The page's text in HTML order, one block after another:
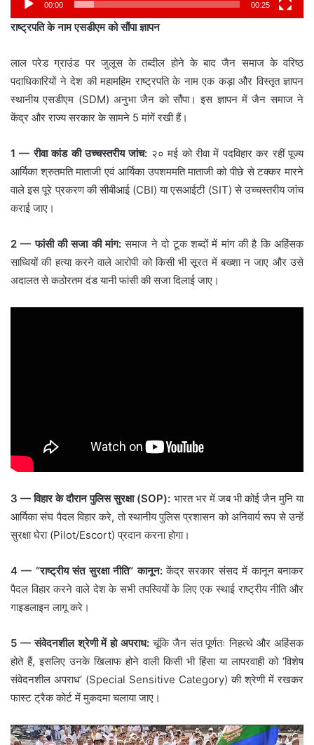
00:00 00:25
राष्ट्रपति के नाम एसडीएम को सौंपा ज्ञापन
लाल परेड ग्राउंड पर जुलूस के तब्दील होने के बाद जैन समाज के वरिष्ठ
पदाधिकारियों ने देश की महामहिम राष्ट्रपति के नाम एक कड़ा और विस्तृत ज्ञापन
स्थानीय एसडीएम (SDM) अनुभा जैन को सौंपा। इस ज्ञापन में जैन समाज ने
केंद्र और राज्य सरकार के सामने 5 मांगें रखी हैं।
1 — रीवा कांड की उच्चस्तरीय जांच: २० मई को रीवा में पदविहार कर रहीं पूज्य
आर्यिका श्रुतमति माताजी एवं आर्यिका उपशममति माताजी को पीछे से टक्कर मारने
वाले इस पूरे प्रकरण की सीबीआई (CBI) या एसआईटी (SIT) से उच्चस्तरीय जांच
कराई जाए।
2 — फांसी की सजा की मांग: समाज ने दो टूक शब्दों में मांग की है कि अहिंसक
साध्वियों की हत्या करने वाले आरोपी को किसी भी सूरत में बख्शा न जाए और उसे
अदालत से कठोरतम दंड यानी फांसी की सजा दिलाई जाए।
3 — विहार के दौरान पुलिस सुरक्षा (SOP): भारत भर में जब भी कोई जैन मुनि या
आर्यिका संघ पैदल विहार करे, तो स्थानीय पुलिस प्रशासन को अनिवार्य रूप से उन्हें
सुरक्षा घेरा (Pilot/Escort) प्रदान करना होगा।
4 — “राष्ट्रीय संत सुरक्षा नीति” कानून:केंद्र सरकार संसद में कानून बनाकर
पैदल विहार करने वाले देश के सभी तपस्वियों के लिए एक स्थाई राष्ट्रीय नीति और
गाइडलाइन लागू करे।
5 — संवेदनशील श्रेणी में हो अपराध: चूंकि जैन संत पूर्णतः निहत्थे और अहिंसक
होते हैं, इसलिए उनके खिलाफ होने वाली किसी भी हिंसा या लापरवाही को ‘विशेष
संवेदनशील अपराध’ (Special Sensitive Category) की श्रेणी में रखकर
फास्ट ट्रैक कोर्ट में मुकदमा चलाया जाए।
Video